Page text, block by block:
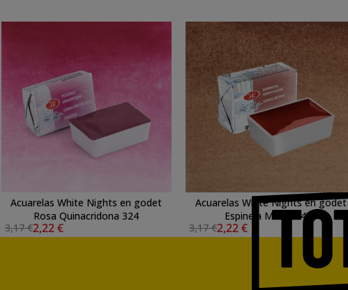
Acuarelas White Nights en godet
Rosa Quinacridona 324
3,17 €2,22 €
Acuarelas White Nights en godet
Espinela Marrón 448
3,17 €2,22 €